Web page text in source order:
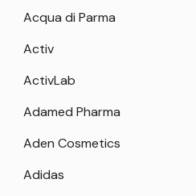
Acqua di Parma
Activ
ActivLab
Adamed Pharma
Aden Cosmetics
Adidas